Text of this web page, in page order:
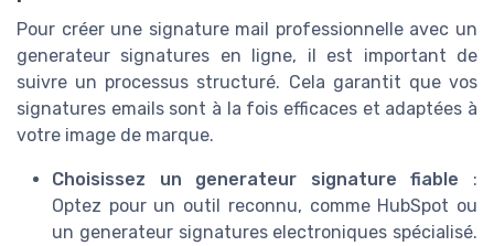
Pour créer une signature mail professionnelle avec un
generateur signatures en ligne, il est important de
suivre un processus structuré. Cela garantit que vos
signatures emails sont à la fois efficaces et adaptées à
votre image de marque.
Choisissez un generateur signature fiable :
Optez pour un outil reconnu, comme HubSpot ou
un generateur signatures electroniques spécialisé.